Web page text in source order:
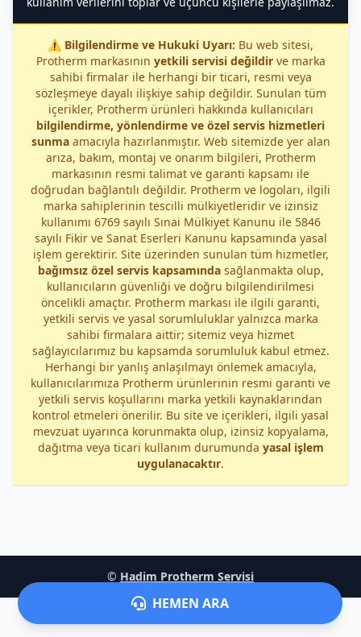
⚠️ Bilgilendirme ve Hukuki Uyarı: Bu web sitesi,
Protherm markasının yetkili servisi değildirve marka
sahibi firmalar ile herhangi bir ticari, resmi veya
sözleşmeye dayalı ilişkiye sahip değildir. Sunulan tüm
içerikler, Protherm ürünleri hakkında kullanıcıları
bilgilendirme, yönlendirme ve özel servis hizmetleri
sunmaamacıyla hazırlanmıştır. Web sitemizde yer alan
arıza, bakım, montaj ve onarım bilgileri, Protherm
markasının resmi talimat ve garanti kapsamı ile
doğrudan bağlantılı değildir. Protherm ve logoları, ilgili
marka sahiplerinin tescilli mülkiyetleridir ve izinsiz
kullanımı 6769 sayılı Sınai Mülkiyet Kanunu ile 5846
sayılı Fikir ve Sanat Eserleri Kanunu kapsamında yasal
işlem gerektirir. Site üzerinden sunulan tüm hizmetler,
bağımsız özel servis kapsamındasağlanmakta olup,
kullanıcıların güvenliği ve doğru bilgilendirilmesi
öncelikli amaçtır. Protherm markası ile ilgili garanti,
yetkili servis ve yasal sorumluluklar yalnızca marka
sahibi firmalara aittir; sitemiz veya hizmet
sağlayıcılarımız bu kapsamda sorumluluk kabul etmez.
Herhangi bir yanlış anlaşılmayı önlemek amacıyla,
kullanıcılarımıza Protherm ürünlerinin resmi garanti ve
yetkili servis koşullarını marka yetkili kaynaklarından
kontrol etmeleri önerilir. Bu site ve içerikleri, ilgili yasal
mevzuat uyarınca korunmakta olup, izinsiz kopyalama,
dağıtma veya ticari kullanım durumunda yasal işlem
uygulanacaktır.
© Hadim Protherm Servisi
HEMEN ARA